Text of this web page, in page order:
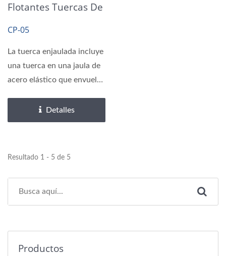
Flotantes Tuercas De
Revestimiento De
Zinc
CP-05
La tuerca enjaulada incluye
una tuerca en una jaula de
acero elástico que envuelve
Detalles
Resultado 1 - 5 de 5
Productos